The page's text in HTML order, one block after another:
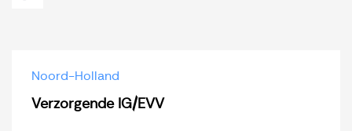
Noord-Holland
Verzorgende IG/EVV